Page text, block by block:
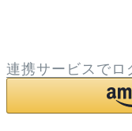
連携サービスでロ